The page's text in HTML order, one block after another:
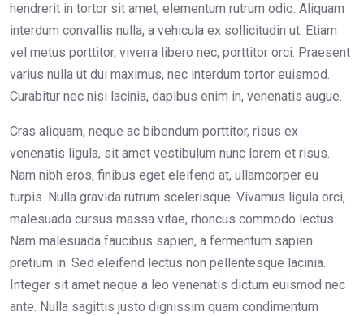
hendrerit in tortor sit amet, elementum rutrum odio. Aliquam
interdum convallis nulla, a vehicula ex sollicitudin ut. Etiam
vel metus porttitor, viverra libero nec, porttitor orci. Praesent
varius nulla ut dui maximus, nec interdum tortor euismod.
Curabitur nec nisi lacinia, dapibus enim in, venenatis augue.
Cras aliquam, neque ac bibendum porttitor, risus ex
venenatis ligula, sit amet vestibulum nunc lorem et risus.
Nam nibh eros, finibus eget eleifend at, ullamcorper eu
turpis. Nulla gravida rutrum scelerisque. Vivamus ligula orci,
malesuada cursus massa vitae, rhoncus commodo lectus.
Nam malesuada faucibus sapien, a fermentum sapien
pretium in. Sed eleifend lectus non pellentesque lacinia.
Integer sit amet neque a leo venenatis dictum euismod nec
ante. Nulla sagittis justo dignissim quam condimentum